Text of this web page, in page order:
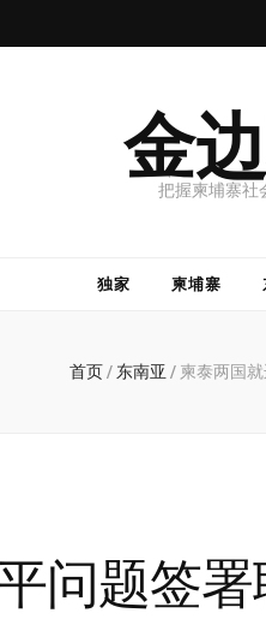
金把握柬埔寨社
独家 柬埔寨
首页/ 东南亚 / 柬泰两国
问题签